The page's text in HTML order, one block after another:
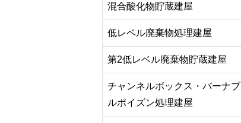
混合酸化物貯蔵建屋
低レベル廃棄物処理建屋
第2低レベル廃棄物貯蔵建屋
チャンネルボックス・バーナブ
ルポイズン処理建屋